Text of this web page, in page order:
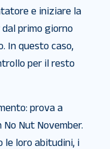
e iniziare la
primo giorno
In questo caso,
per il resto
prova a
Nut November.
le loro abitudini, i